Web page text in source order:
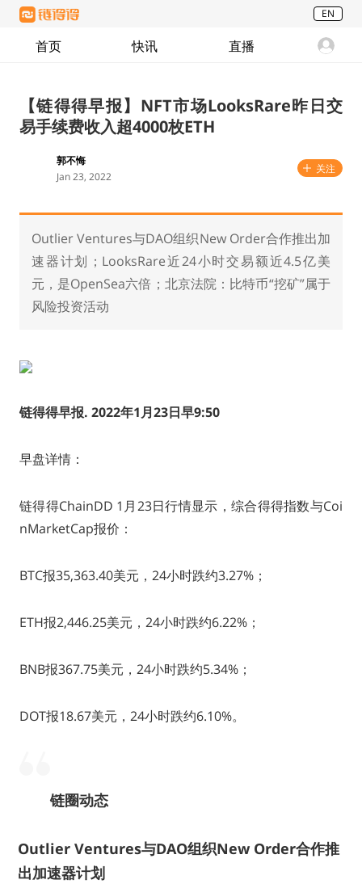
EN
首页 快讯 直播
【链得得早报】NFT市场LooksRare昨日交
易手续费收入超4000枚ETH
郭不悔
Jan 23, 2022
关注
Outlier Ventures与DAO组织New Order合作推出加
速器计划；LooksRare近24小时交易额近4.5亿美
元，是OpenSea六倍；北京法院：比特币“挖矿”属于
风险投资活动
链得得早报. 2022年1月23日早9:50
早盘详情：
链得得ChainDD 1月23日行情显示，综合得得指数与Coi
nMarketCap报价：
BTC报35,363.40美元，24小时跌约3.27%；
ETH报2,446.25美元，24小时跌约6.22%；
BNB报367.75美元，24小时跌约5.34%；
DOT报18.67美元，24小时跌约6.10%。
链圈动态
Outlier Ventures与DAO组织New Order合作推
出加速器计划